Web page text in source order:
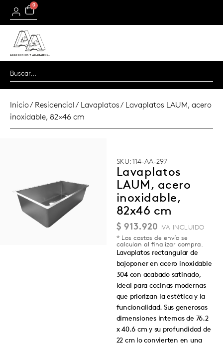
0
Inicio/ Residencial/ Lavaplatos/ Lavaplatos LAUM, acero
inoxidable, 82×46 cm
SKU: 114-AA-297
Lavaplatos
LAUM, acero
inoxidable,
82x46 cm
$ 913.920
* Los costos de envío se
calculan al finalizar compra.
Lavaplatos rectangular de
bajoponer en acero inoxidable
304 con acabado satinado,
ideal para cocinas modernas
que priorizan la estética y la
funcionalidad. Sus generosas
dimensiones internas de 76.2
x 40.6 cm y su profundidad de
22 cm lo convierten en una